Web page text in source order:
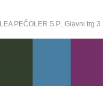
LEA PEČOLER S.P., Glavni trg